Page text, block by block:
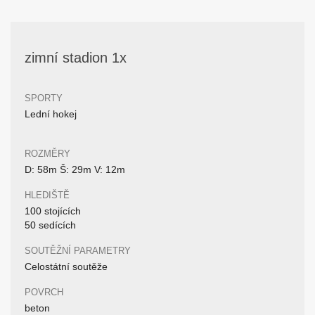
zimní stadion 1x
SPORTY
Lední hokej
ROZMĚRY
D: 58m Š: 29m V: 12m
HLEDIŠTĚ
100 stojících
50 sedících
SOUTĚŽNÍ PARAMETRY
Celostátní soutěže
POVRCH
beton